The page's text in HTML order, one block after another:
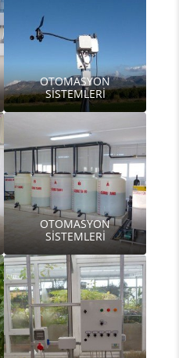
OTOMASYON
SİSTEMLERİ
OTOMASYON
SİSTEMLERİ